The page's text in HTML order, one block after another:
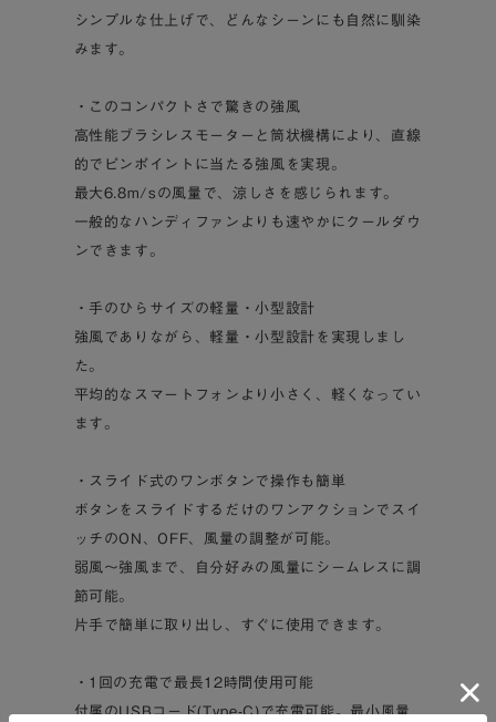
シンプルな仕上げで、どんなシーンにも自然に馴染
みます。
・このコンパクトさで驚きの強風
高性能ブラシレスモーターと筒状機構により、直線
的でピンポイントに当たる強風を実現。
最大6.8m/sの風量で、涼しさを感じられます。
一般的なハンディファンよりも速やかにクールダウ
ンできます。
・手のひらサイズの軽量・小型設計
強風でありながら、軽量・小型設計を実現しまし
た。
平均的なスマートフォンより小さく、軽くなってい
ます。
・スライド式のワンボタンで操作も簡単
ボタンをスライドするだけのワンアクションでスイ
ッチのON、OFF、風量の調整が可能。
弱風～強風まで、自分好みの風量にシームレスに調
節可能。
片手で簡単に取り出し、すぐに使用できます。
・1回の充電で最長12時間使用可能
付属のUSBコード(Type-C)で充電可能。最小風量